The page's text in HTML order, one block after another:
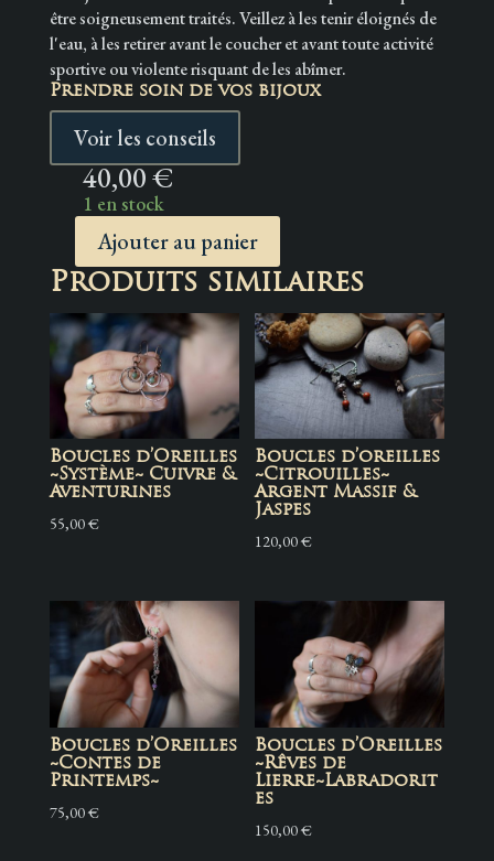
être soigneusement traités. Veillez à les tenir éloignés de
l'eau, à les retirer avant le coucher et avant toute activité
sportive ou violente risquant de les abîmer.
Prendre soin de vos bijoux
Voir les conseils
40,00€
1 en stock
quantité
de
d'Oreilles
~Les
feuilles
Lorien~
Améthyste
Ajouter au panier
Produits similaires
Boucles d’Oreilles
~Système~ Cuivre &
Aventurines
55,00€
Boucles d’oreilles
~Citrouilles~
Argent Massif &
Jaspes
120,00€
Boucles d’Oreilles
~Contes de
Printemps~
75,00€
Boucles d’Oreilles
~Rêves de
Lierre~Labradorit
es
150,00€